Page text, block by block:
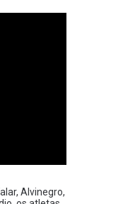
Alvinegro,